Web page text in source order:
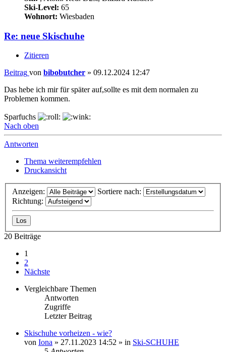
Ski-Level: 65
Wohnort: Wiesbaden
Re: neue Skischuhe
Zitieren
Beitrag von bibobutcher » 09.12.2024 12:47
Das hebe ich mir für später auf,sollte es mit dem normalen zu
Problemen kommen.
Sparfuchs
Nach oben
Antworten
Thema weiterempfehlen
Druckansicht
Anzeigen:
Sortiere nach:
Richtung:
20 Beiträge
1
2
Nächste
Vergleichbare Themen
Antworten
Zugriffe
Letzter Beitrag
Skischuhe vorheizen - wie?
von Iona » 27.11.2023 14:52 » in Ski-SCHUHE